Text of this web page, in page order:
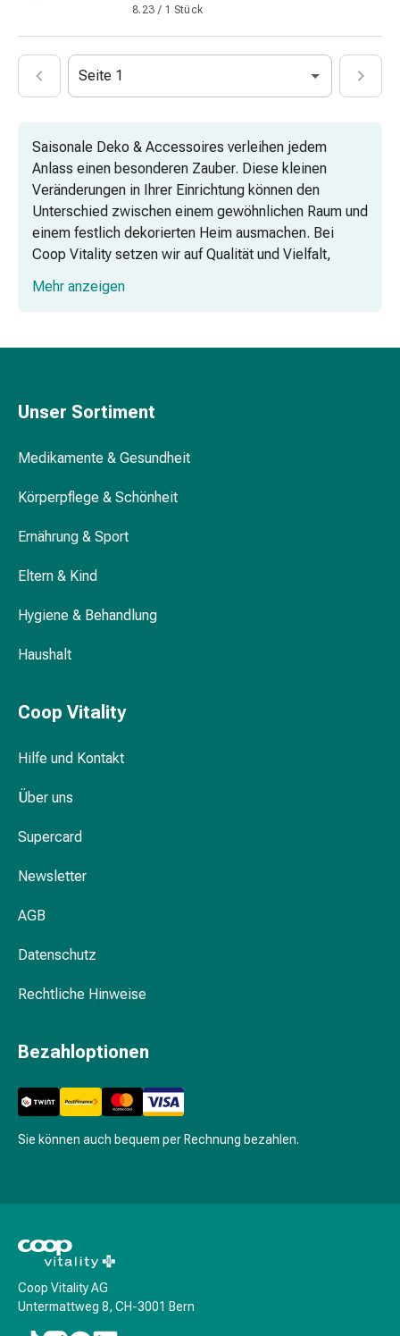
kleber
Ziehsalbe
Tupfer
und
Augen
Ohrenbeschwerden
Ohrenpflege
Augentropfen
Augenentzündungen
Augenverbände
Augenhygiene
Kreislauf
Strümpfe
Rauchstopp
Herznerven-
Gedächtnis-
Allergien
Heuschnupfen
Nase
Darm
Verstopfung
Ekzeme
Juckreiz
&
Narbenbehandlung
Trockene
Haut
Krankhaftes
8.23 / 1 Stück
Seite 1
Saisonale Deko & Accessoires verleihen jedem
Anlass einen besonderen Zauber. Diese kleinen
Veränderungen in Ihrer Einrichtung können den
Unterschied zwischen einem gewöhnlichen Raum und
einem festlich dekorierten Heim ausmachen. Bei
Coop Vitality setzen wir auf Qualität und Vielfalt,
damit Sie genau das finden, was Sie sich für Ihre
Feierlichkeiten vorstellen. Von der einfachen
Mehr anzeigen
Unser Sortiment
Medikamente & Gesundheit
Körperpflege & Schönheit
Ernährung & Sport
Eltern & Kind
Hygiene & Behandlung
Haushalt
Coop Vitality
Hilfe und Kontakt
Über uns
Supercard
Newsletter
AGB
Datenschutz
Rechtliche Hinweise
Bezahloptionen
Sie können auch bequem per Rechnung bezahlen.
Coop Vitality AG
Untermattweg 8, CH-3001 Bern